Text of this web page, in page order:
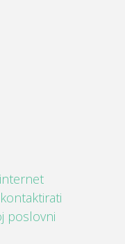
poslovni